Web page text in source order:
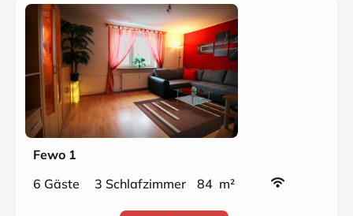
Fewo 1
6 Gäste
3 Schlafzimmer 84 m²